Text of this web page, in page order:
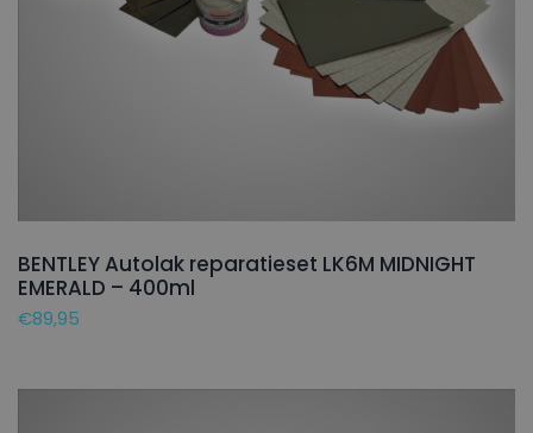
BENTLEY Autolak reparatieset LK6M MIDNIGHT
EMERALD – 400ml
€89,95